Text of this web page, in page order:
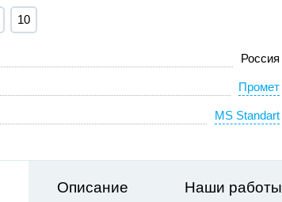
10
Россия
Промет
MS Standart
Описание Наши работы